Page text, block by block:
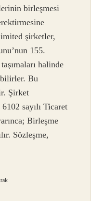
birleşmesi
şirketler,
155.
halinde
Bu
Şirket
sayılı Ticaret
Birleşme
Sözleşme,